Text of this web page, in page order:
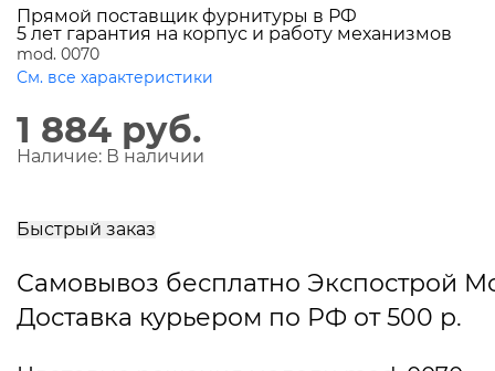
Прямой поставщик фурнитуры в РФ
5 лет гарантия на корпус и работу механизмов
mod. 0070
См. все характеристики
1 884 руб.
Наличие: В наличии
Быстрый заказ
Самовывоз бесплатно Экспострой
Доставка курьером по РФ от 500 р.